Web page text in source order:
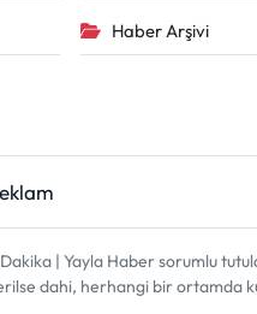
Haber Arşivi
| Yayla Haber sorumlu
dahi, herhangi bir ortamda